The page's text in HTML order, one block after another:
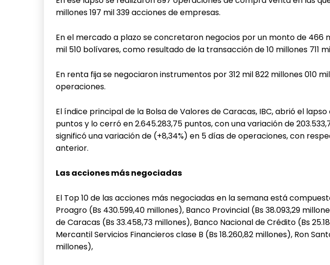
millones 197 mil 339 acciones de empresas.
En el mercado a plazo se concretaron negocios por un monto de 466
mil 510 bolívares, como resultado de la transacción de 10 millones 711
En renta fija se negociaron instrumentos por 312 mil 822 millones 010
operaciones.
El índice principal de la Bolsa de Valores de Caracas, IBC, abrió el lapso
puntos y lo cerró en 2.645.283,75 puntos, con una variación de
significó una variación de (+8,34%) en 5 días de operaciones, con
anterior.
Las acciones más negociadas
El Top 10 de las acciones más negociadas en la semana está
Proagro (Bs 430.599,40 millones), Banco Provincial (Bs 38.093,29
de Caracas (Bs 33.458,73 millones), Banco Nacional de Crédito (Bs
Mercantil Servicios Financieros clase B (Bs 18.260,82 millones), Ron
millones),